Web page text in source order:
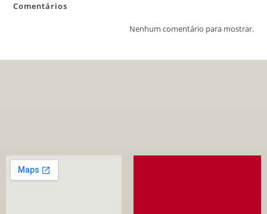
Comentários
Nenhum comentário para mostrar.